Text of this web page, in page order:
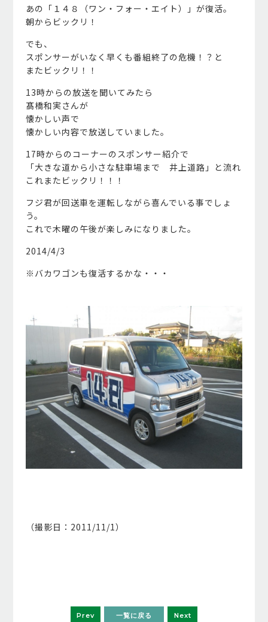
あの「１４８（ワン・フォー・エイト）」が復活。
朝からビックリ！
でも、
スポンサーがいなく早くも番組終了の危機！？と
またビックリ！！
13時からの放送を聞いてみたら
髙橋和実さんが
懐かしい声で
懐かしい内容で放送していました。
17時からのコーナーのスポンサー紹介で
「大きな道から小さな駐車場まで 井上道路」と流れ
これまたビックリ！！！
フジ君が回送車を運転しながら喜んでいる事でしょ
う。
これで木曜の午後が楽しみになりました。
2014/4/3
※バカワゴンも復活するかな・・・
（撮影日：2011/11/1）
Prev 一覧に戻る Next